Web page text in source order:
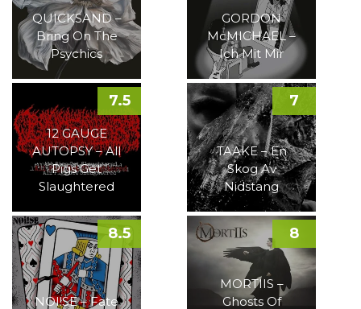
QUICKSAND –
Bring On The
Psychics
GORDON
McMICHAEL –
Ich Mit Mir
12 GAUGE
AUTOPSY – All
Pigs Get
Slaughtered
7.5
TAAKE – En
Skog Av
Nidstang
7
NOI!SE – Fate
8.5
MORTIIS –
Ghosts Of
8